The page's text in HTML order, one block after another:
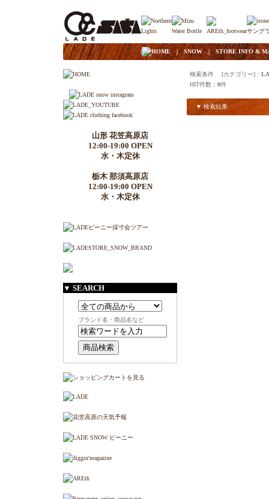
| HOME|SNOW| STORE INFO &
山形 花笠高原店
12:00-19:00 OPEN
水・木定休
栃木 那須高原店
12:00-19:00 OPEN
水・木定休
▼ SEARCH
ブランド名・商品名など
検索条件 [カテゴリー]：
HIT件数： 0件
▼ 検索結果